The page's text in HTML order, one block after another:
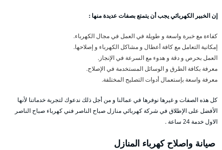
إن الخبير الكهربائي يجب أن يتمتع بصفات عديدة منها :
كفاءة مع خبرة واسعة و طويلة في العمل في مجال الكهرباء.
إمكانية التعامل مع كافة أعطال و مشاكل الكهرباء و إصلاحها.
العمل بحرص و دقة و هدوء مع السرعة في الإنجاز.
معرفة بكافة الطرق و الوسائل المستخدمة في الإصلاح.
معرفة واسعة بإستعمال أدوات التصليح المختلفة.
كل هذه الصفات و غيرها نوفرها في عمالنا و من أجل ذلك ندعوك لتجربة خدماتنا لأنها
الأفضل على الإطلاق في شركة كهربائي منازل صباح الناصر فني كهرباء صباح الناصر
الاول خدمة 24 ساعة .
صيانة واصلاح كهرباء المنازل